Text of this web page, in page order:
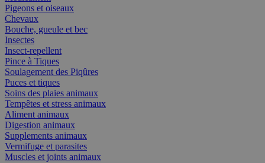
Pigeons et oiseaux
Chevaux
Bouche, gueule et bec
Insectes
Insect-repellent
Pince à Tiques
Soulagement des Piqûres
Puces et tiques
Soins des plaies animaux
Tempêtes et stress animaux
Aliment animaux
Digestion animaux
Supplements animaux
Vermifuge et parasites
Muscles et joints animaux